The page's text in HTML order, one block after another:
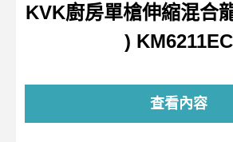
KVK廚房單槍伸縮混合
) KM6211EC
查看內容